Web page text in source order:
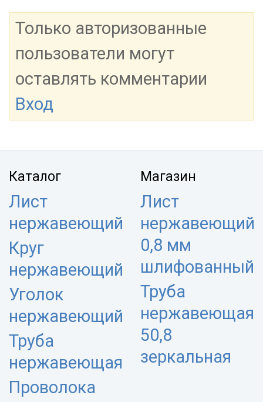
Только авторизованные
пользователи могут
оставлять комментарии
Вход
Каталог
Лист
нержавеющий
Круг
нержавеющий
Уголок
нержавеющий
Труба
нержавеющая
Проволока
Магазин
Лист
нержавеющий
0,8 мм
шлифованный
Труба
нержавеющая
50,8
зеркальная